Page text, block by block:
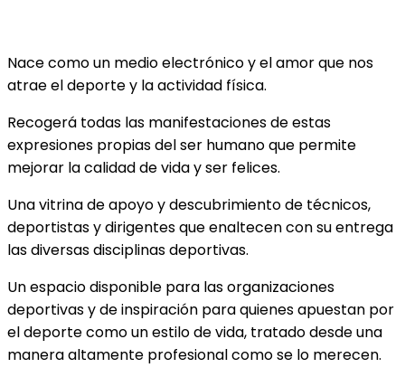
Nace como un medio electrónico y el amor que nos
atrae el deporte y la actividad física.
Recogerá todas las manifestaciones de estas
expresiones propias del ser humano que permite
mejorar la calidad de vida y ser felices.
Una vitrina de apoyo y descubrimiento de técnicos,
deportistas y dirigentes que enaltecen con su entrega
las diversas disciplinas deportivas.
Un espacio disponible para las organizaciones
deportivas y de inspiración para quienes apuestan por
el deporte como un estilo de vida, tratado desde una
manera altamente profesional como se lo merecen.